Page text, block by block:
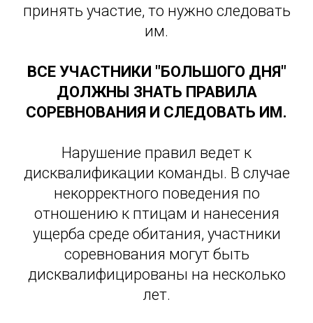
принять участие, то нужно следовать
им.
ВСЕ УЧАСТНИКИ "БОЛЬШОГО ДНЯ"
ДОЛЖНЫ ЗНАТЬ ПРАВИЛА
СОРЕВНОВАНИЯ И СЛЕДОВАТЬ ИМ.
Нарушение правил ведет к
дисквалификации команды. В случае
некорректного поведения по
отношению к птицам и нанесения
ущерба среде обитания, участники
соревнования могут быть
дисквалифицированы на несколько
лет.